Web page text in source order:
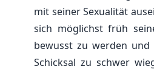
mit seiner Sexualität
sich möglichst früh
bewusst zu werden und
Schicksal zu schwer